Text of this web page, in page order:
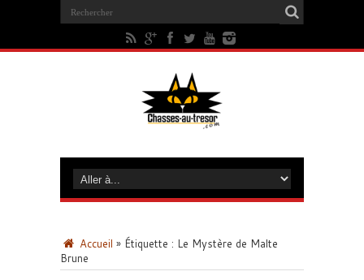
Accueil » Étiquette : Le Mystère de Malte
Brune